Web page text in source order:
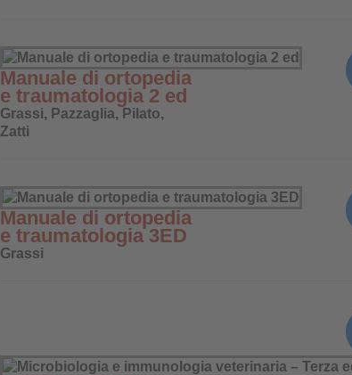
Manuale di ortopedia
e traumatologia 2 ed
Grassi, Pazzaglia, Pilato,
Zatti
Manuale di ortopedia
e traumatologia 3ED
Grassi